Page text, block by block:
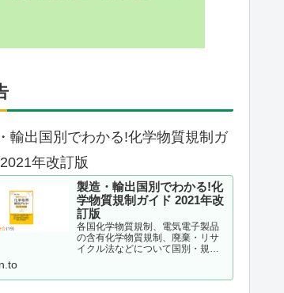
輸出国別でわかる!化学物質規制ガ
年改訂版
製造・輸出国別でわかる!化
学物質規制ガイド 2021年改
訂版
各国化学物質規制、電気電子製品
の含有化学物質規制、廃棄・リサ
イクル法などについて国別・規制
ている疑問をQ&A形式で事例掲載